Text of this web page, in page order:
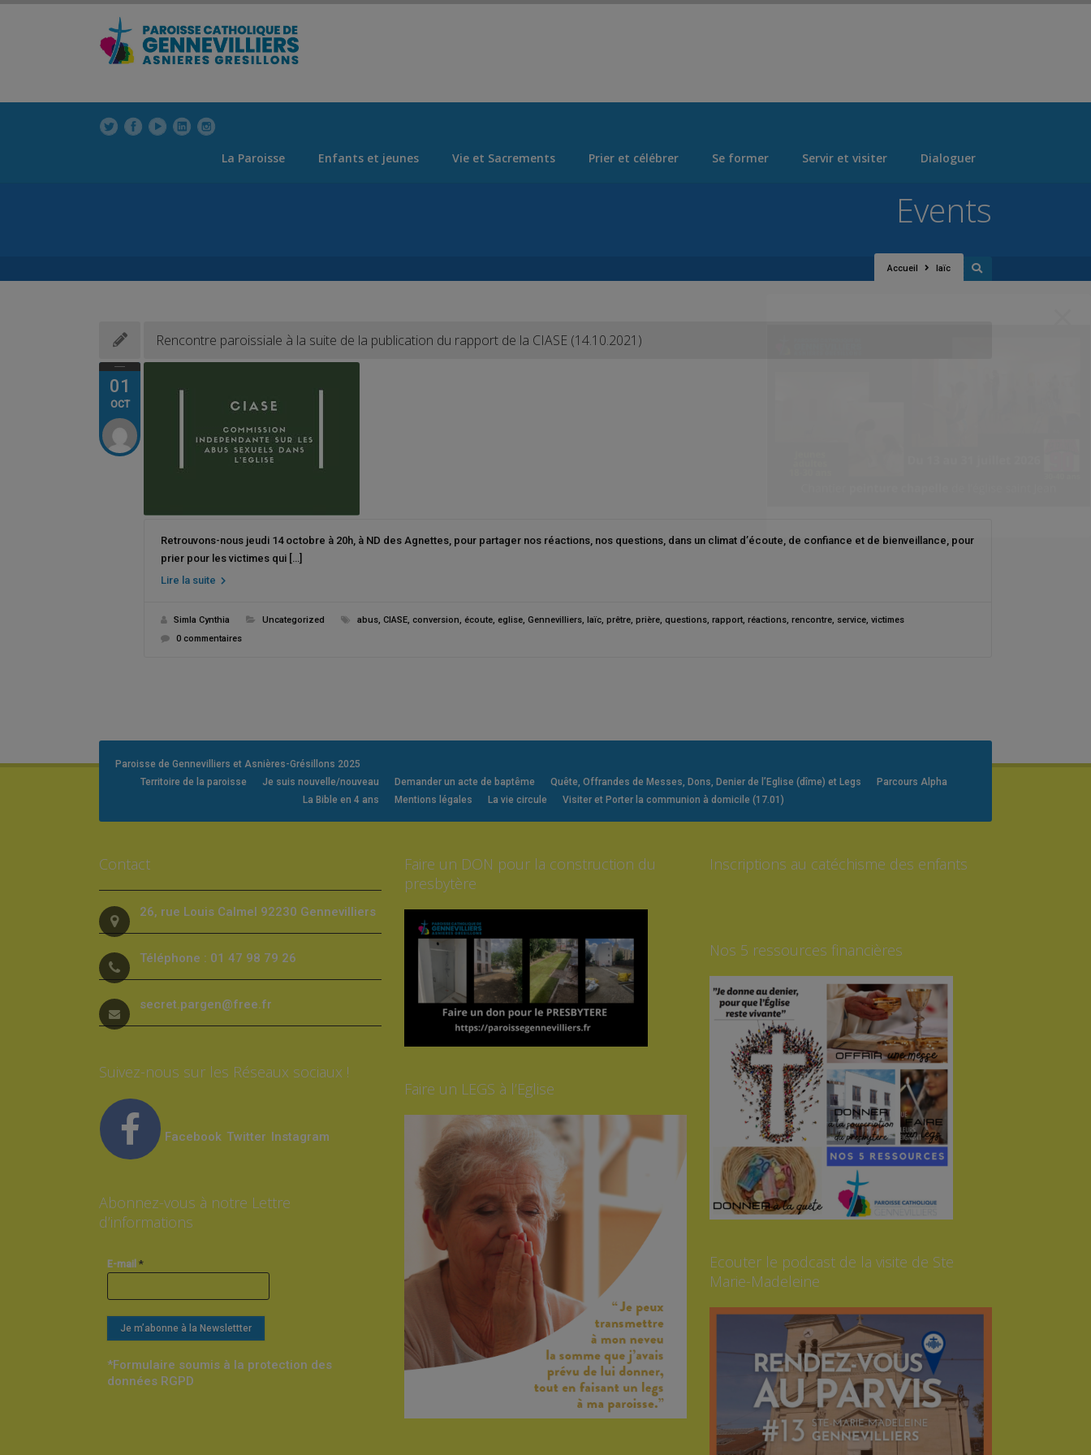
La Paroisse Enfants et jeunes Vie et Sacrements Prier et célébrer Se former Servir et visiter Dialoguer
Accueil laïc
Events
01
OCT
Rencontre paroissiale à la suite de la publication du rapport de la CIASE (14.10.2021)
Retrouvons-nous jeudi 14 octobre à 20h, à ND des Agnettes, pour partager nos réactions, nos questions, dans un climat d’écoute, de confiance et de bienveillance, pour
prier pour les victimes qui […]
Lire la suite
Simla Cynthia Uncategorized abus, CIASE, conversion, écoute, eglise, Gennevilliers, laïc, prêtre, prière, questions, rapport, réactions, rencontre, service, victimes
0 commentaires
Paroisse de Gennevilliers et Asnières-Grésillons 2025
Territoire de la paroisse
Je suis nouvelle/nouveau Demander un acte de baptême Quête, Offrandes de Messes, Dons, Denier de l’Eglise (dîme) et Legs
Parcours Alpha
La Bible en 4 ans
Mentions légales La vie circule Visiter et Porter la communion à domicile (17.01)
Contact
26, rue Louis Calmel 92230 Gennevilliers
Téléphone : 01 47 98 79 26
secret.pargen@free.fr
Suivez-nous sur les Réseaux sociaux !
Facebook Twitter Instagram
Abonnez-vous à notre Lettre
d’informations
E-mail *
*Formulaire soumis à la protection des
données RGPD
Faire un DON pour la construction du
presbytère
Faire un LEGS à l’Eglise
Inscriptions au catéchisme des enfants
Nos 5 ressources financières
Ecouter le podcast de la visite de Ste
Marie-Madeleine